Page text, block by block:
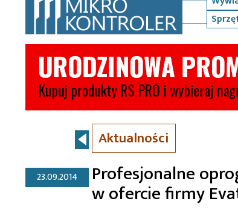
Aktualności
23.09.2014 Profesjonalne
w ofercie firmy